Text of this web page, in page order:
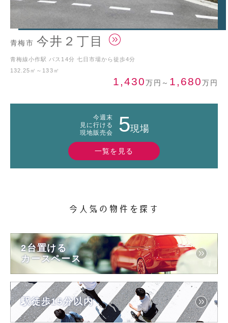
青梅市 今井２丁目
青梅線小作駅 バス14分 七日市場から徒歩4分
132.25㎡～133㎡
1,430万円 ～ 1,680万円
今週末
見に行ける
現地販売会
5現場
一覧を見る
今人気の物件を探す
2台置ける
カースペース
駅徒歩15分以内